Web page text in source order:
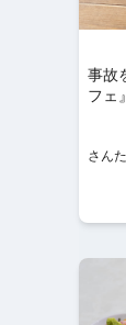
事故
フェ
さん